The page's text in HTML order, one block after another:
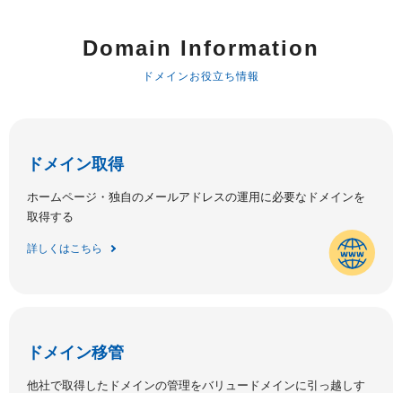
Domain Information
ドメインお役立ち情報
ドメイン取得
ホームページ・独自のメールアドレスの運用に必要なドメインを
取得する
詳しくはこちら
ドメイン移管
他社で取得したドメインの管理をバリュードメインに引っ越しす